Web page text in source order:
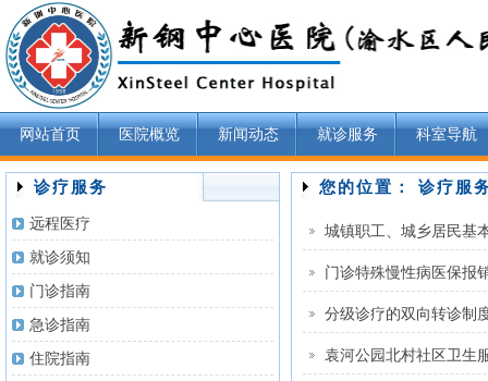
网站首页 医院概览 新闻动态 就诊服务 科室导航
诊疗服务
远程医疗
就诊须知
门诊指南
急诊指南
住院指南
您的位置： 诊疗服
城镇职工、城乡居民基
门诊特殊慢性病医保报
分级诊疗的双向转诊制